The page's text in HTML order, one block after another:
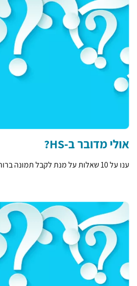
אולי מדובר ב-HS?
ענו על 10 שאלות על מנת לקבל תמונה ברורה יותר.